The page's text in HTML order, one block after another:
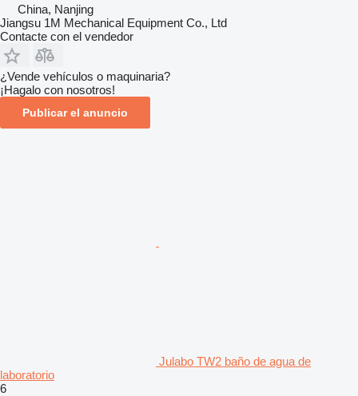
China, Nanjing
Jiangsu 1M Mechanical Equipment Co., Ltd
Contacte con el vendedor
¿Vende vehículos o maquinaria?
¡Hagalo con nosotros!
Publicar el anuncio
Julabo TW2 baño de agua de
laboratorio
6